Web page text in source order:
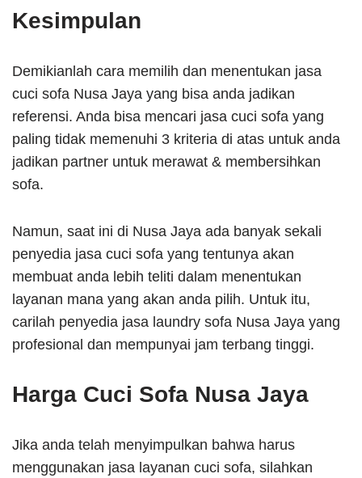
Kesimpulan
Demikianlah cara memilih dan menentukan jasa
cuci sofa Nusa Jaya yang bisa anda jadikan
referensi. Anda bisa mencari jasa cuci sofa yang
paling tidak memenuhi 3 kriteria di atas untuk anda
jadikan partner untuk merawat & membersihkan
sofa.
Namun, saat ini di Nusa Jaya ada banyak sekali
penyedia jasa cuci sofa yang tentunya akan
membuat anda lebih teliti dalam menentukan
layanan mana yang akan anda pilih. Untuk itu,
carilah penyedia jasa laundry sofa Nusa Jaya yang
profesional dan mempunyai jam terbang tinggi.
Harga Cuci Sofa Nusa Jaya
Jika anda telah menyimpulkan bahwa harus
menggunakan jasa layanan cuci sofa, silahkan